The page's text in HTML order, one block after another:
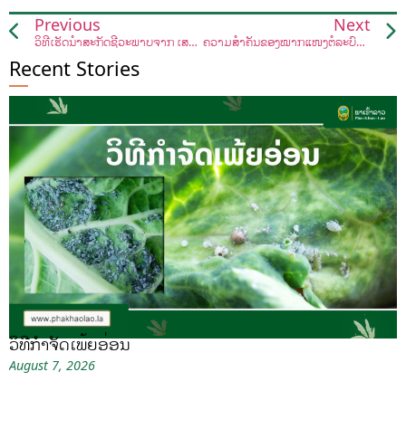
Previous
ວິທີເຮັດນ້ຳສະກັດຊີວະພາບຈາກ ເສດປາ (ກ້າງປາ)
Next
ຄວາມສຳຄັນຂອງໝາກແໜ່ງຕໍ່ລະບົບນິເວດ
Recent Stories
ວິທີກໍາຈັດເພ້ຍອ່ອນ
August 7, 2026